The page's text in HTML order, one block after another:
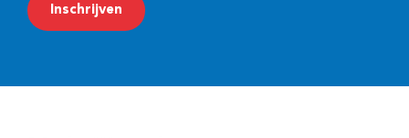
a
Inschrijven